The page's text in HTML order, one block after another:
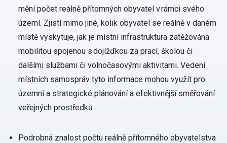
mění počet reálně přítomných obyvatel v rámci svého
území. Zjistí mimo jiné, kolik obyvatel se reálně v daném
místě vyskytuje, jak je místní infrastruktura zatěžována
mobilitou spojenou s dojížďkou za prací, školou či
dalšími službami či volnočasovými aktivitami. Vedení
místních samospráv tyto informace mohou využít pro
územní a strategické plánování a efektivnější směřování
veřejných prostředků.
Podrobná znalost počtu reálně přítomného obyvatelstva